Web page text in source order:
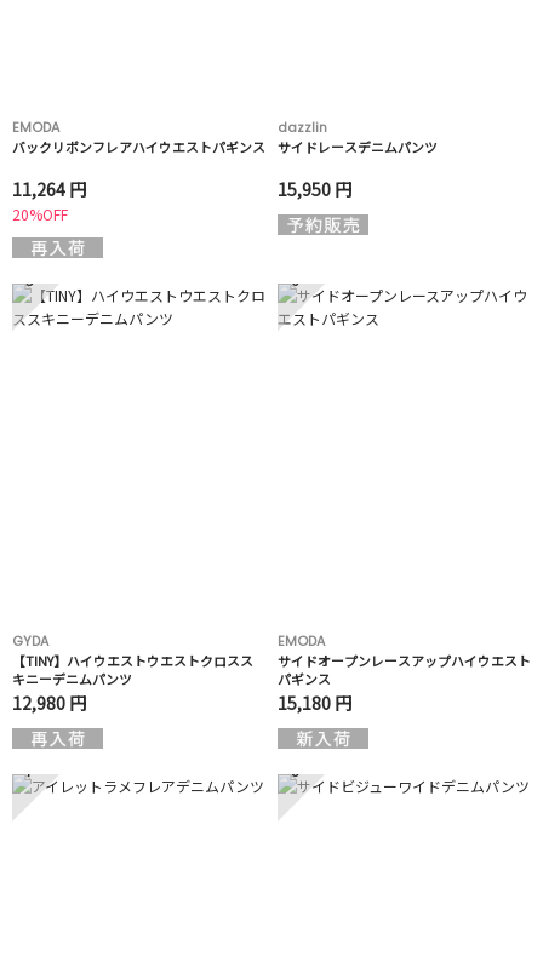
EMODA
バックリボンフレアハイウエストパギンス
11,264 円
20%OFF
dazzlin
サイドレースデニムパンツ
15,950 円
5
GYDA
【TINY】ハイウエストウエストクロスス
キニーデニムパンツ
12,980 円
6
EMODA
サイドオープンレースアップハイウエスト
パギンス
15,180 円
7 8